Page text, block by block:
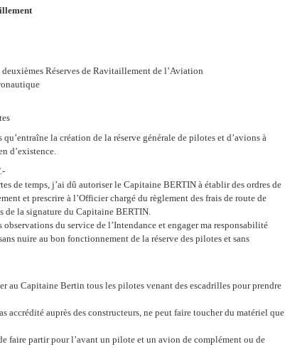
Réserves de Ravitaillement de l’Aviation
la création de la réserve générale de pilotes et d’avions à
d’existence.
de temps, j’ai dû autoriser le Capitaine BERTIN à établir des ordres de
et prescrire à l’Officier chargé du règlement des frais de route de
de la signature du Capitaine BERTIN.
du service de l’Intendance et engager ma responsabilité
nuire au bon fonctionnement de la réserve des pilotes et sans
au Capitaine Bertin tous les pilotes venant des escadrilles pour prendre
accrédité auprès des constructeurs, ne peut faire toucher du matériel que
faire partir pour l’avant un pilote et un avion de complément ou de